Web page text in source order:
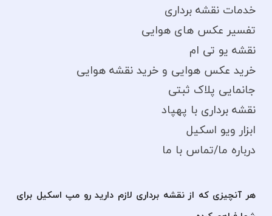
خدمات نقشه برداری
تفسیر عکس های هوایی
نقشه یو تی ام
خرید عکس هوایی و خرید نقشه هوایی
جانمایی پلاک ثبتی
نقشه برداری با پهپاد
ابزار ویو اسکیل
درباره ما/تماس با ما
هر آنچیزی که از نقشه برداری لازم دارید رو مپ اسکیل برای